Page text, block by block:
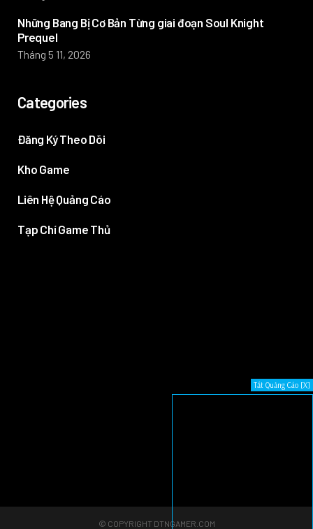
Những Bang Bị Cơ Bản Từng giai đoạn Soul Knight
Prequel
Tháng 5 11, 2026
Categories
Đăng Ký Theo Dõi
Kho Game
Liên Hệ Quảng Cáo
Tạp Chí Game Thủ
© COPYRIGHT DTNGAMER.COM
Tắt Quảng Cáo [X]